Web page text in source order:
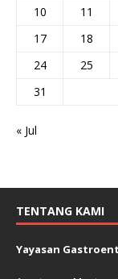
10
11
17
18
24
25
31
« Jul
TENTANG KAMI
Yayasan